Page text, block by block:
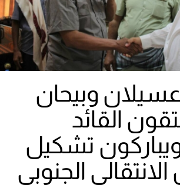
وبيحان
القائد
ويباركون تشكيل
الجنوبي